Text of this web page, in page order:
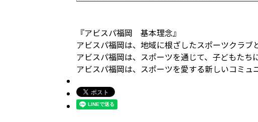
『アビスパ福岡 基本理念』
アビスパ福岡は、地域に根ざしたスポーツクラブ
アビスパ福岡は、スポーツを通じて、子どもたち
アビスパ福岡は、スポーツを愛する新しいコミュ